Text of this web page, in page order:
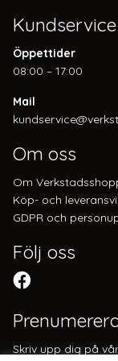
Kundservice
Öppettider
08:00 – 17:00
Mail
Om oss
Om
Köp- och
GDPR och
Följ oss
Skriv upp dig på